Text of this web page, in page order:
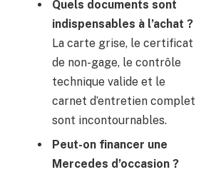
Quels documents sont
indispensables à l’achat ?
La carte grise, le certificat
de non-gage, le contrôle
technique valide et le
carnet d’entretien complet
sont incontournables.
Peut-on financer une
Mercedes d’occasion ?